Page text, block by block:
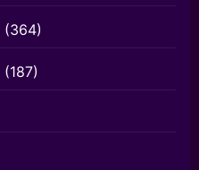
(364)
(187)